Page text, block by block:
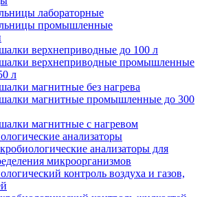
лабораторные
промышленные
верхнеприводные до 100 л
верхнеприводные промышленные
л
магнитные без нагрева
магнитные промышленные до 300
магнитные с нагревом
анализаторы
анализаторы для
микроорганизмов
контроль воздуха и газов,